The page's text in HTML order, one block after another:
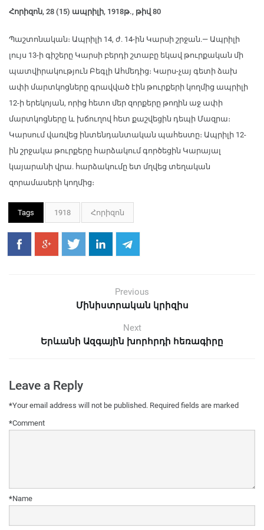
Հորիզոն, 28 (15) ապրիլի, 1918թ., թիվ 80
Պաշտոնական։ Ապրիլի 14, ժ. 14-ին Կարսի շրջան.— Ապրիլի
լույս 13-ի գիշերը Կարսի բերդի շտաբը եկավ թուրքական մի
պատվիրակություն Բեգլի Ահմեդից։ Կարս-չայ գետի ձախ
ափի մարտկոցները գրավված էին թուրքերի կողմից ապրիլի
12-ի երեկոյան, որից հետո մեր զորքերը թողին աջ ափի
մարտկոցները և խճուղով հետ քաշվեցին դեպի Մազրա։
Կարսում վառվեց ինտենդանտական պահեստը։ Ապրիլի 12-
ին շրջակա թուրքերը հարձակում գործեցին Կարայալ
կայարանի վրա. հարձակումը ետ մղվեց տեղական
զորամասերի կողմից։
Tags 1918 Հորիզոն
Previous
Մինիստրական կրիզիս
Next
Երևանի Ազգային խորհրդի հեռագիրը
Leave a Reply
Your email address will not be published. Required fields are marked
*
Comment
*
Name
*